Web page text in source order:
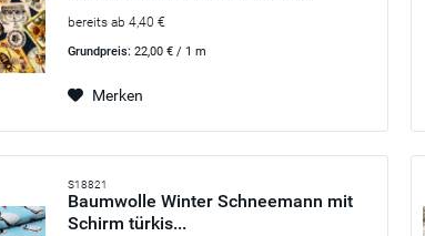
Projekte.
bereits ab 4,40 €
Grundpreis:22,00 € / 1 m
Merken
S18821
Baumwolle Winter Schneemann mit
Schirm türkis...